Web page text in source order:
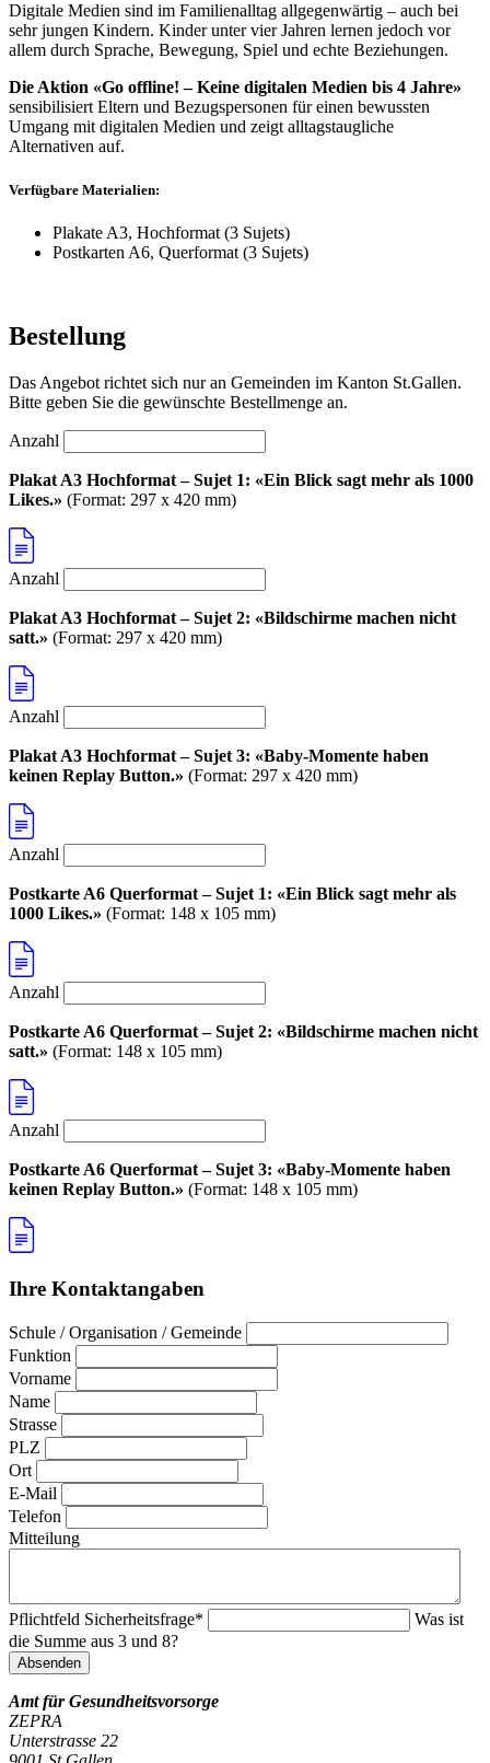
Digitale Medien sind im Familienalltag allgegenwärtig – auch bei
sehr jungen Kindern. Kinder unter vier Jahren lernen jedoch vor
allem durch Sprache, Bewegung, Spiel und echte Beziehungen.
Die Aktion «Go offline! – Keine digitalen Medien bis 4 Jahre»
sensibilisiert Eltern und Bezugspersonen für einen bewussten
Umgang mit digitalen Medien und zeigt alltagstaugliche
Alternativen auf.
Verfügbare Materialien:
Plakate A3, Hochformat (3 Sujets)
Postkarten A6, Querformat (3 Sujets)
Bestellung
Das Angebot richtet sich nur an Gemeinden im Kanton St.Gallen.
Bitte geben Sie die gewünschte Bestellmenge an.
Anzahl
Plakat A3 Hochformat – Sujet 1: «Ein Blick sagt mehr als 1000
Likes.» (Format: 297 x 420 mm)
Anzahl
Plakat A3 Hochformat – Sujet 2: «Bildschirme machen nicht
satt.» (Format: 297 x 420 mm)
Anzahl
Plakat A3 Hochformat – Sujet 3: «Baby-Momente haben
keinen Replay Button.» (Format: 297 x 420 mm)
Anzahl
Postkarte A6 Querformat – Sujet 1: «Ein Blick sagt mehr als
1000 Likes.» (Format: 148 x 105 mm)
Anzahl
Postkarte A6 Querformat – Sujet 2: «Bildschirme machen nicht
satt.» (Format: 148 x 105 mm)
Anzahl
Postkarte A6 Querformat – Sujet 3: «Baby-Momente haben
keinen Replay Button.» (Format: 148 x 105 mm)
Ihre Kontaktangaben
Schule / Organisation / Gemeinde
Funktion
Vorname
Name
Strasse
PLZ
Ort
E-Mail
Telefon
Mitteilung
Pflichtfeld Sicherheitsfrage*
Was ist
die Summe aus 3 und 8?
Absenden
Amt für Gesundheitsvorsorge
ZEPRA
Unterstrasse 22